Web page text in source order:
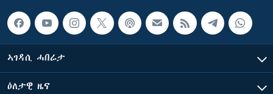
ኣገዳሲ ሓበሬታ
ዕለታዊ ዜና